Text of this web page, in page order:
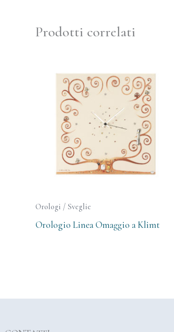
Prodotti correlati
Orologi / Sveglie
Orologio Linea Omaggio a Klimt